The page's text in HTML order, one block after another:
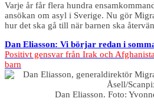
Varje år får flera hundra
ansökan om asyl i Sverige. Nu gör
hur det ska gå till när barnen ska
Dan Eliasson: Vi börjar redan i
Positivt gensvar från Irak och
barn
Dan Eliasson. Foto: